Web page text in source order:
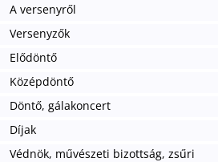
A versenyről
Versenyzők
Elődöntő
Középdöntő
Döntő, gálakoncert
Díjak
Védnök, művészeti bizottság, zsűri